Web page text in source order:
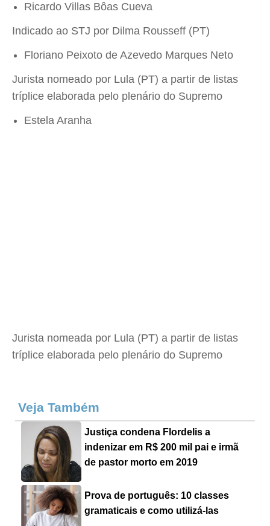
Ricardo Villas Bôas Cueva
Indicado ao STJ por Dilma Rousseff (PT)
Floriano Peixoto de Azevedo Marques Neto
Jurista nomeado por Lula (PT) a partir de listas
tríplice elaborada pelo plenário do Supremo
Estela Aranha
Jurista nomeada por Lula (PT) a partir de listas
tríplice elaborada pelo plenário do Supremo
Veja Também
Justiça condena Flordelis a
indenizar em R$ 200 mil pai e irmã
de pastor morto em 2019
Prova de português: 10 classes
gramaticais e como utilizá-las